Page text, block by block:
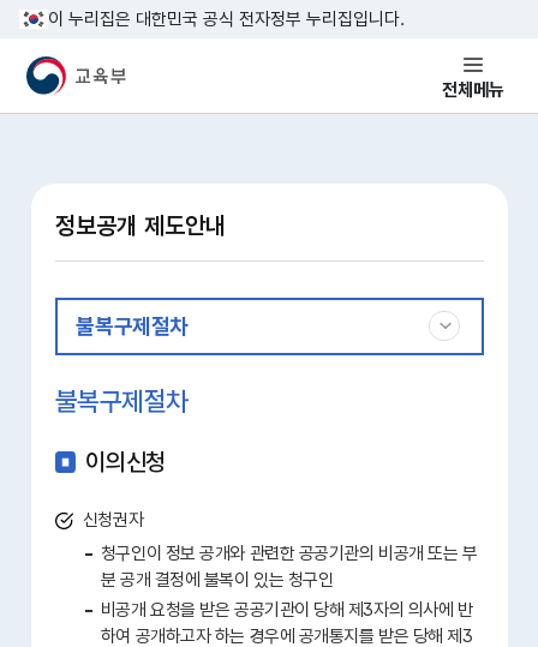
본문 바로가기
이 누리집은 대한민국 공식 전자정부 누리집입니다.
교육부 국민 메인홈페이지 전체메뉴
정보공개 제도안내
불복구제절차
불복구제절차
이의신청
신청권자
청구인이 정보 공개와 관련한 공공기관의 비공개 또는 부
분 공개 결정에 불복이 있는 청구인
비공개 요청을 받은 공공기관이 당해 제3자의 의사에 반
하여 공개하고자 하는 경우에 공개통지를 받은 당해 제3